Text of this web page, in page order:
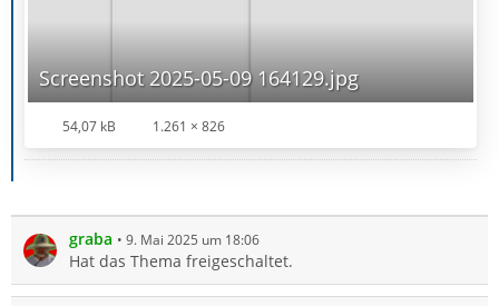
Screenshot 2025-05-09 164129.jpg
54,07 kB 1.261 × 826
graba 9. Mai 2025 um 18:06
Hat das Thema freigeschaltet.